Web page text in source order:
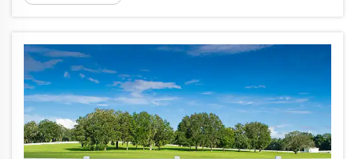
što ih čini idealnima za poslove koji